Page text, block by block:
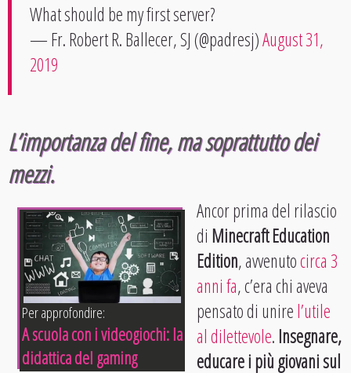
What should be my first server?
— Fr. Robert R. Ballecer, SJ (@padresj)August 31,
2019
L’importanza del fine, ma soprattutto dei
mezzi.
Per approfondire:
A scuola con i videogiochi: la
didattica del gaming
Ancor prima del rilascio
di Minecraft Education
Edition, avvenutocirca 3
anni fa, c’era chi aveva
pensato di unirel’utile
al dilettevole.Insegnare,
educare i più giovani sul